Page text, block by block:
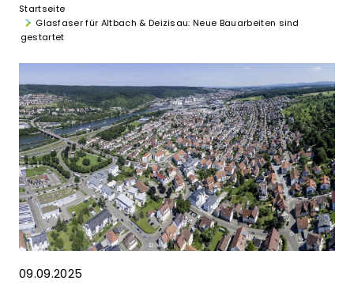
Startseite
Glasfaser für Altbach & Deizisau: Neue Bauarbeiten sind
gestartet
09.09.2025